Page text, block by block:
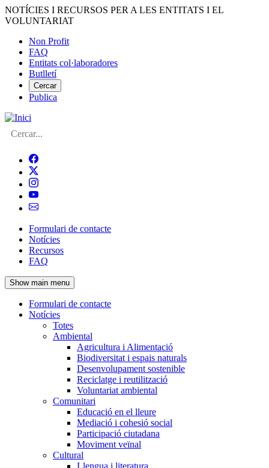
Vés
al
NOTÍCIES I RECURSOS PER A LES ENTITATS I EL
VOLUNTARIAT
Menú
del
compte
d'usuari
Non Profit
FAQ
Entitats col·laboradores
Butlletí
Cercar
Publica
Cerca
Navegació
principal
de
l'encapçalament
Formulari de contacte
Notícies
Recursos
FAQ
Show main menu
Navegació
principal
Formulari de contacte
Notícies
Totes
Ambiental
Agricultura i Alimentació
Biodiversitat i espais naturals
Desenvolupament sostenible
Reciclatge i reutilització
Voluntariat ambiental
Comunitari
Educació en el lleure
Mediació i cohesió social
Participació ciutadana
Moviment veïnal
Cultural